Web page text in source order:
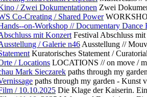
/ Zwei Dokumentationen Zwei
Co-Creating / Shared Power
on-Workshop // Documentary Dance
mit Konzert Festival Abschluss
/ Galerie n46 Ausstellung //
Kuratorisches Statement /
/ Locations LOCATIONS // on move /
Mark Sieczarek paths through my
paths through my garden - Kunst
/ 10.10.2025 Die Klage der Kaiserin.